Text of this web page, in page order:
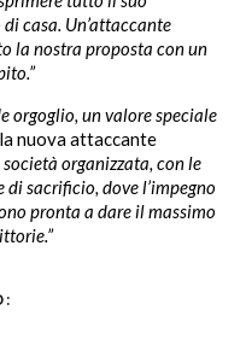
casa. Un’attaccante
la nostra proposta con un
orgoglio, un valore speciale
nuova attaccante
organizzata, con le
sacrificio, dove l’impegno
pronta a dare il massimo